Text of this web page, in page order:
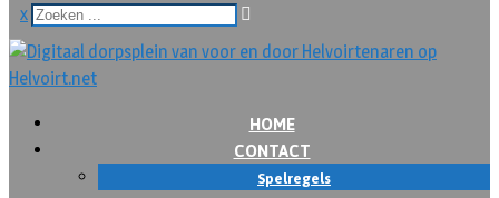
x
HOME
CONTACT
Spelregels